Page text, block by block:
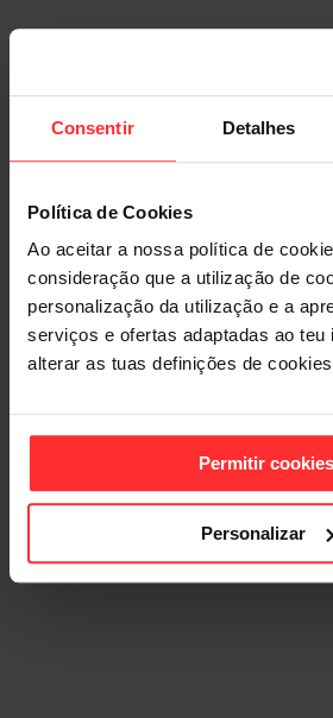
Consentir Detalhes
Política de Cookies
Ao aceitar a nossa política de
consideração que a utilização de
personalização da utilização e a
serviços e ofertas adaptadas ao teu
alterar as tuas definições de
Permitir cookies
Personalizar